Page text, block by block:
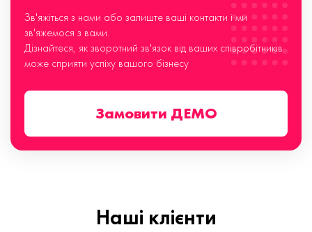
Зв'яжіться з нами або залиште ваші контакти і ми
зв'яжемося з вами.
Дізнайтеся, як зворотний зв'язок від ваших співробітників
може сприяти успіху вашого бізнесу
Замовити ДЕМО
Наші клієнти